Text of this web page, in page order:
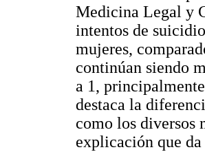
Medicina Legal y
intentos de
mujeres,
continúan siendo
a 1,
destaca la
como los diversos
explicación que